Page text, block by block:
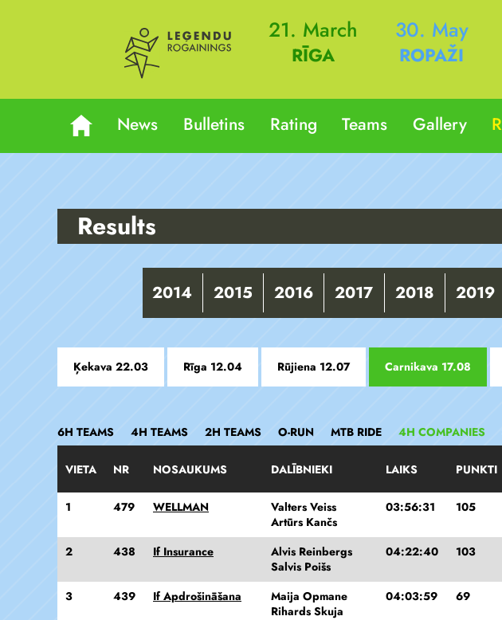
21. March
RĪGA
30. May
ROPAŽI
News Bulletins Rating Teams Gallery
Results
2014 2015 2016 2017 2018 2019
Ķekava 22.03 Rīga 12.04 Rūjiena 12.07 Carnikava 17.08
6H TEAMS 4H TEAMS 2H TEAMS O-RUN MTB RIDE 4H COMPANIES
VIETA NR NOSAUKUMS DALĪBNIEKI LAIKS PUNKTI
1 479 WELLMAN
Valters Veiss
Artūrs Kančs
03:56:31 105
2 438 If Insurance
Alvis Reinbergs
Salvis Poišs
04:22:40 103
3 439 If Apdrošināšana
Maija Opmane
Rihards Skuja
04:03:59 69